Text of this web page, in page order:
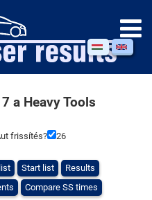
a Heavy Tools
frissítés? 25
Start list
Results
Compare SS times